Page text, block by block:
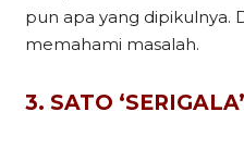
pun apa yang dipikulnya.
memahami masalah.
3. SATO ‘SERIGALA’